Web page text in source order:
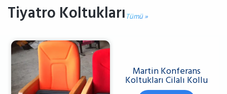
Tiyatro KoltuklarıTümü »
Martin Konferans
Koltukları Cilalı Kollu